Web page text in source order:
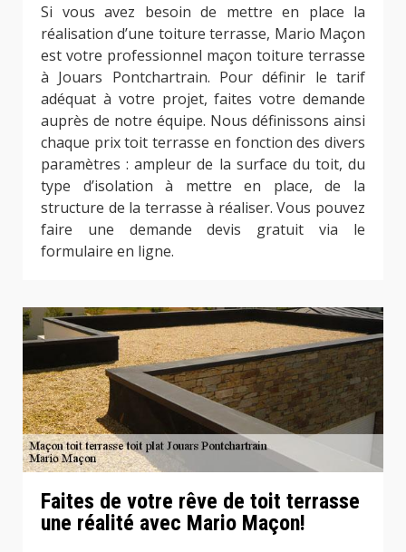
Si vous avez besoin de mettre en place la
réalisation d’une toiture terrasse, Mario Maçon
est votre professionnel maçon toiture terrasse
à Jouars Pontchartrain. Pour définir le tarif
adéquat à votre projet, faites votre demande
auprès de notre équipe. Nous définissons ainsi
chaque prix toit terrasse en fonction des divers
paramètres : ampleur de la surface du toit, du
type d’isolation à mettre en place, de la
structure de la terrasse à réaliser. Vous pouvez
faire une demande devis gratuit via le
formulaire en ligne.
Faites de votre rêve de toit terrasse
une réalité avec Mario Maçon!